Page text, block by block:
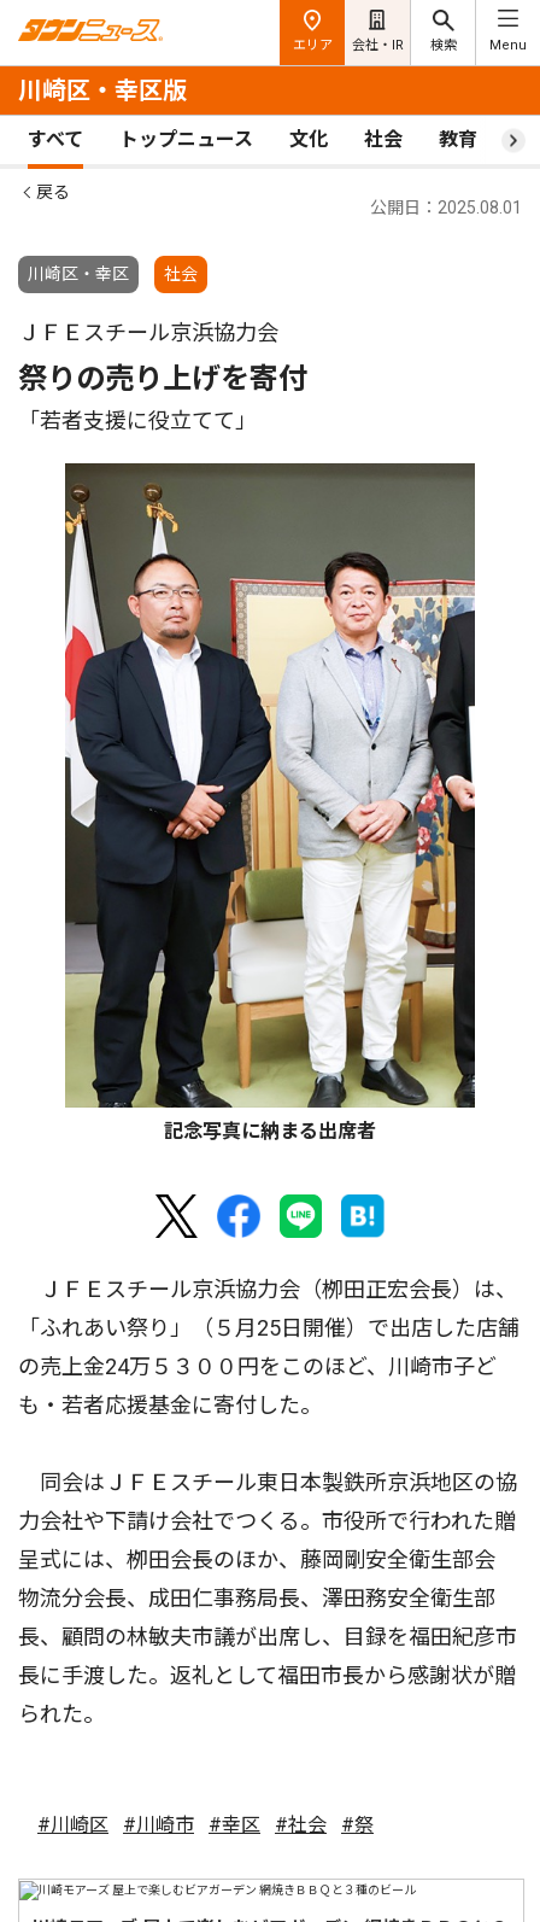
エリア 会社・IR 検索 Menu
川崎区・幸区版
すべて トップニュース 文化 社会 教育 ス
戻る
川崎区・幸区 社会
公開日：2025.08.01
ＪＦＥスチール京浜協力会
祭りの売り上げを寄付
「若者支援に役立てて」
記念写真に納まる出席者
ＪＦＥスチール京浜協力会（栁田正宏会長）は、
「ふれあい祭り」（５月25日開催）で出店した店舗
の売上金24万５３００円をこのほど、川崎市子ど
も・若者応援基金に寄付した。
同会はＪＦＥスチール東日本製鉄所京浜地区の協
力会社や下請け会社でつくる。市役所で行われた贈
呈式には、栁田会長のほか、藤岡剛安全衛生部会
物流分会長、成田仁事務局長、澤田務安全衛生部
長、顧問の林敏夫市議が出席し、目録を福田紀彦市
長に手渡した。返礼として福田市長から感謝状が贈
られた。
#川崎区 #川崎市 #幸区 #社会 #祭